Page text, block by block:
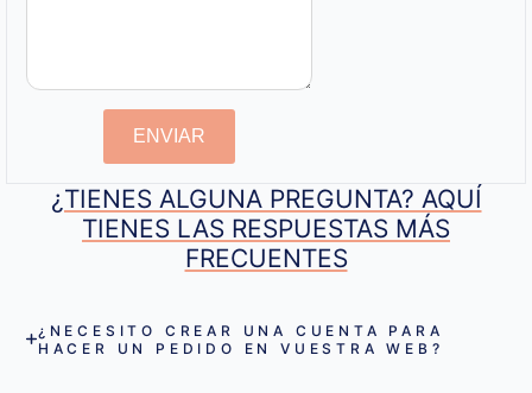
ENVIAR
¿TIENES ALGUNA PREGUNTA? AQUÍ
TIENES LAS RESPUESTAS MÁS
FRECUENTES
¿NECESITO CREAR UNA CUENTA PARA
HACER UN PEDIDO EN VUESTRA WEB?